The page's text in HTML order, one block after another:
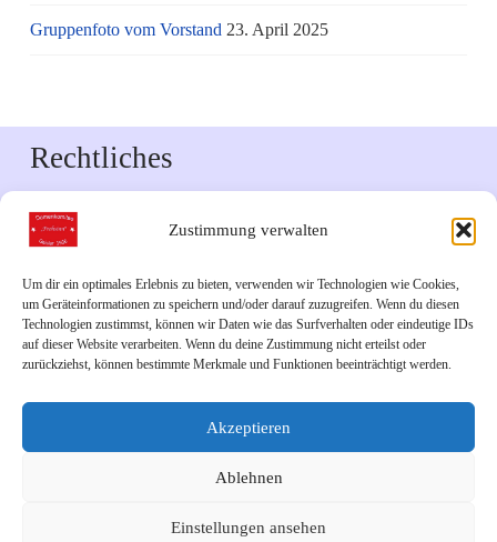
Zustimmung verwalten
Um dir ein optimales Erlebnis zu bieten, verwenden wir Technologien wie Cookies,
um Geräteinformationen zu speichern und/oder darauf zuzugreifen. Wenn du diesen
Technologien zustimmst, können wir Daten wie das Surfverhalten oder eindeutige IDs
auf dieser Website verarbeiten. Wenn du deine Zustimmung nicht erteilst oder
zurückziehst, können bestimmte Merkmale und Funktionen beeinträchtigt werden.
Akzeptieren
Ablehnen
Einstellungen ansehen
Gruppenfoto vom Vorstand 23. April 2025
Rechtliches
Impressum
Datenschutzerklärung
Downloads
Veranstaltungskalender 2026
Links